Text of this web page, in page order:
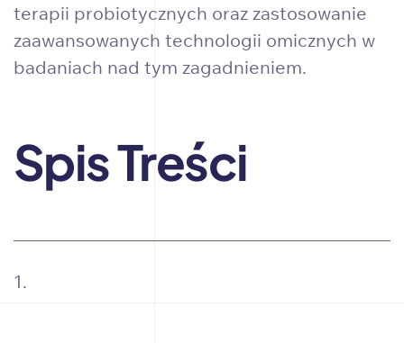
terapii probiotycznych oraz zastosowanie
zaawansowanych technologii omicznych w
badaniach nad tym zagadnieniem.
Spis Treści